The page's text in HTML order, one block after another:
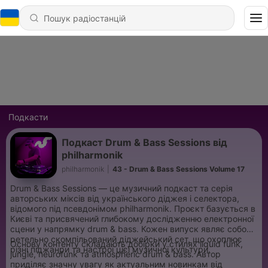
Подкасти
Подкаст Drum & Bass Sessions від
philharmonik
philharmonik 43 - Drum & Bass Sessions Volume 17
Drum & Bass Sessions — це музичний подкаст та серія
авторських міксів від українського діджея і селектора,
відомого під псевдонімом philharmonik. Проєкт базується в
Києві та присвячений глибокому дослідженню електронної
сцени у напрямку drum & bass. Кожен випуск являє собою
ретельно скомпільований діджейський сет, що охоплює
різні піджанри та настрої цієї музичної культури.
Основу контенту складають добірки у стилях liquid funk,
jungle, neurofunk та atmospheric drum & bass. Автор
приділяє значну увагу як актуальним новинкам від